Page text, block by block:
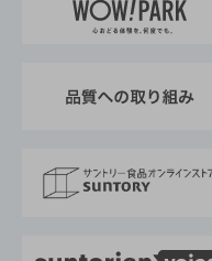
地域情報
サントリーサンバー
サントリーが考え
企業概要
採用情報